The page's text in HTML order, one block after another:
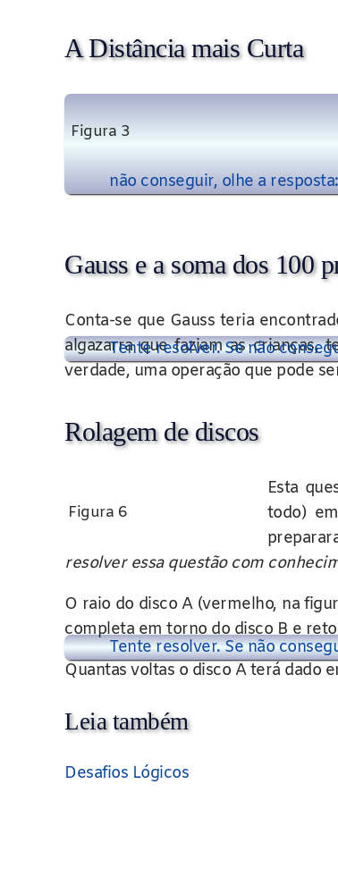
A Distância mais Curta
Figura 3
não conseguir, olhe a resposta:
Gauss e a soma dos 100
Conta-se que Gauss teria
algazarra que faziam as crianças,
verdade, uma operação que pode
Tente resolver. Se não
Rolagem de discos
Figura 6
Esta
todo)
resolver essa questão com
O raio do disco A (vermelho, na
completa em torno do disco B e
Quantas voltas o disco A terá dado
Tente resolver. Se não
Leia também
Desafios Lógicos